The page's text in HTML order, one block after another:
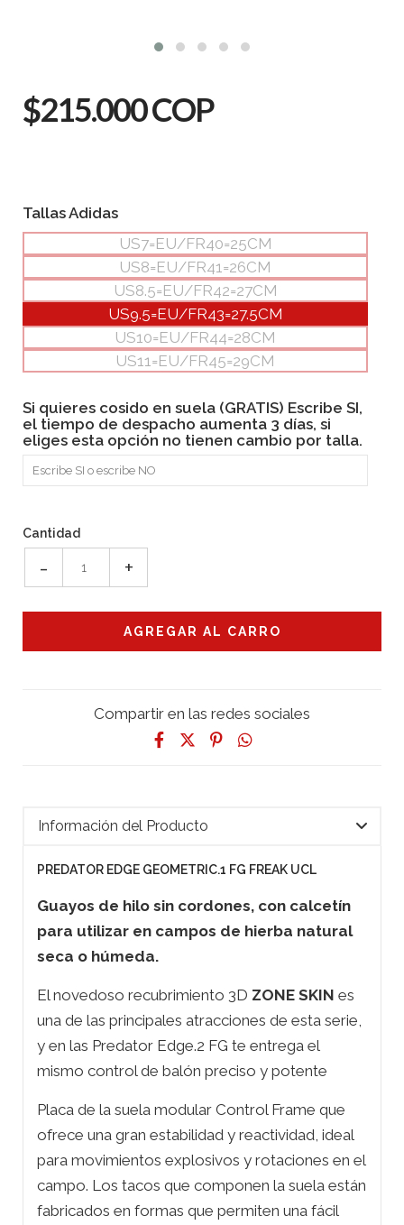
$215.000 COP
Tallas Adidas
US7=EU/FR40=25CM
US8=EU/FR41=26CM
US8.5=EU/FR42=27CM
US9.5=EU/FR43=27.5CM
US10=EU/FR44=28CM
US11=EU/FR45=29CM
Si quieres cosido en suela (GRATIS) Escribe SI,
el tiempo de despacho aumenta 3 días, si
eliges esta opción no tienen cambio por talla.
Cantidad
- +
Compartir en las redes sociales
Información del Producto
PREDATOR EDGE GEOMETRIC.1 FG FREAK UCL
Guayos de hilo sin cordones, con calcetín
para utilizar en campos de hierba natural
seca o húmeda.
El novedoso recubrimiento 3D ZONE SKIN es
una de las principales atracciones de esta serie,
y en las Predator Edge.2 FG te entrega el
mismo control de balón preciso y potente
Placa de la suela modular Control Frame que
ofrece una gran estabilidad y reactividad, ideal
para movimientos explosivos y rotaciones en el
campo. Los tacos que componen la suela están
fabricados en formas que permiten una fácil